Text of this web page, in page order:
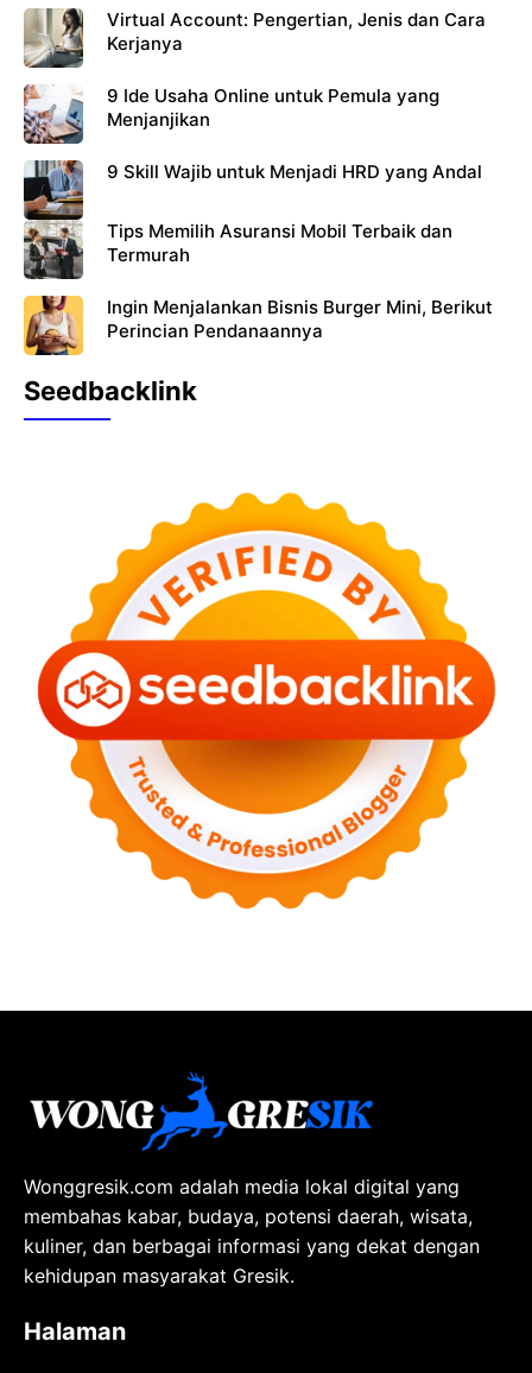
Virtual Account: Pengertian, Jenis dan Cara
Kerjanya
9 Ide Usaha Online untuk Pemula yang
Menjanjikan
9 Skill Wajib untuk Menjadi HRD yang Andal
Tips Memilih Asuransi Mobil Terbaik dan
Termurah
Ingin Menjalankan Bisnis Burger Mini, Berikut
Perincian Pendanaannya
Seedbacklink
Wonggresik.com adalah media lokal digital yang
membahas kabar, budaya, potensi daerah, wisata,
kuliner, dan berbagai informasi yang dekat dengan
kehidupan masyarakat Gresik.
Halaman